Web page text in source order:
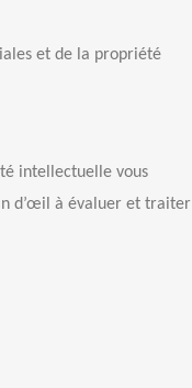
et de la propriété
intellectuelle vous
d’œil à évaluer et traiter